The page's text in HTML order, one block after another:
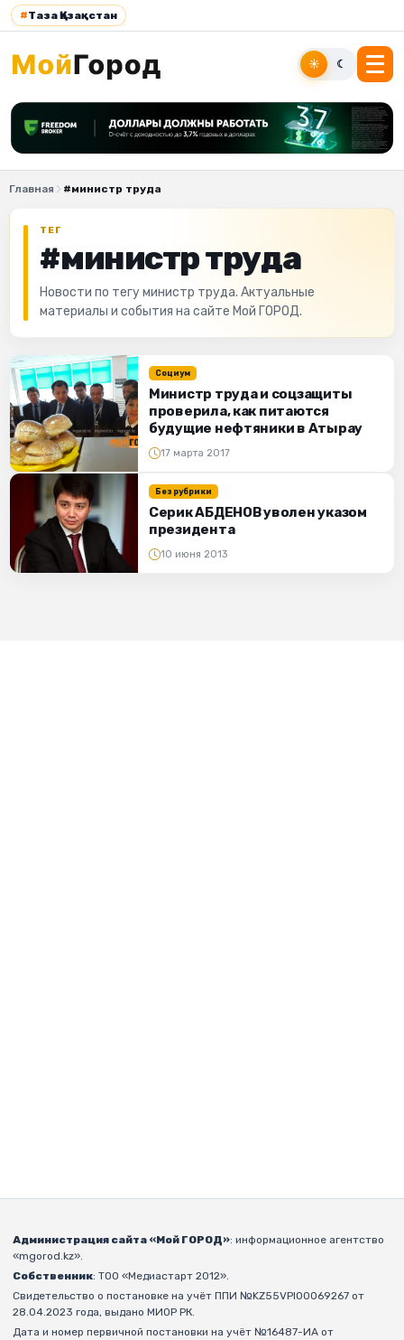
#Таза Қазақстан
☀ ☾
Главная #министр труда
ТЕГ
#министр труда
Новости по тегу министр труда. Актуальные
материалы и события на сайте Мой ГОРОД.
Социум
Министр труда и соцзащиты
проверила, как питаются
будущие нефтяники в Атырау
17 марта 2017
Без рубрики
Серик АБДЕНОВ уволен указом
президента
10 июня 2013
Администрация сайта «Мой ГОРОД»: информационное агентство
«mgorod.kz».
Собственник: ТОО «Медиастарт 2012».
Свидетельство о постановке на учёт ППИ №KZ55VPI00069267 от
28.04.2023 года, выдано МИОР РК.
Дата и номер первичной постановки на учёт №16487-ИА от